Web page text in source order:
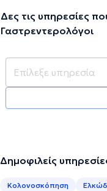
Δες τις υπηρεσίες
Γαστρεντερολόγοι
Δημοφιλείς
Κολονοσκόπηση